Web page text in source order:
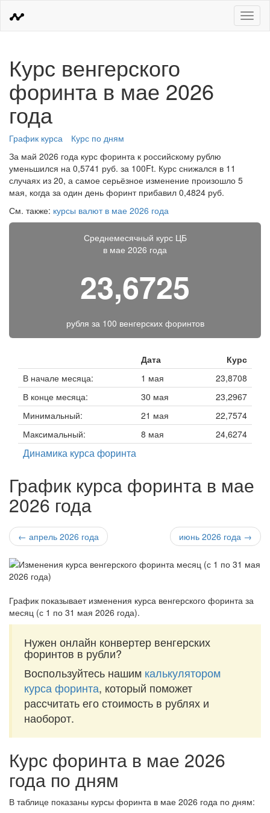
Меню
Курс венгерского
форинта в мае 2026
года
График курса
Курс по дням
За май 2026 года курс форинта к российскому рублю
уменьшился на 0,5741 руб. за 100Ft. Курс снижался в 11
случаях из 20, а самое серьёзное изменение произошло 5
мая, когда за один день форинт прибавил 0,4824 руб.
См. также: курсы валют в мае 2026 года
Среднемесячный курс ЦБ
в мае 2026 года
23,6725
рубля за 100 венгерских форинтов
Дата
Курс
В начале месяца:
1 мая
23,8708
В конце месяца:
30 мая
23,2967
Минимальный:
21 мая
22,7574
Максимальный:
8 мая 24,6274
Динамика курса форинта
График курса форинта в мае
2026 года
← апрель 2026 года июнь 2026 года →
График показывает изменения курса венгерского форинта за
месяц (с 1 по 31 мая 2026 года).
Нужен онлайн конвертер венгерских
форинтов в рубли?
Воспользуйтесь нашим калькулятором
курса форинта, который поможет
рассчитать его стоимость в рублях и
наоборот.
Курс форинта в мае 2026
года по дням
В таблице показаны курсы форинта в мае 2026 года по дням: